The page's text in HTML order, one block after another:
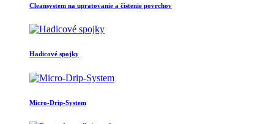
Cleansystem na upratovanie a čistenie povrchov
Hadicové spojky
Micro-Drip-System